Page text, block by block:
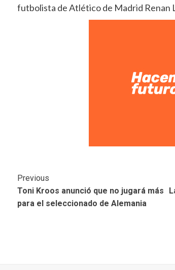
futbolista de Atlético de Madrid Renan
Previous
Toni Kroos anunció que no jugará más
para el seleccionado de Alemania